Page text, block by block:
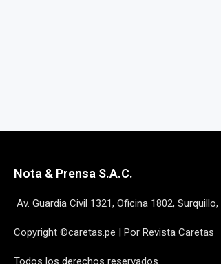
Nota & Prensa S.A.C.
Av. Guardia Civil 1321, Oficina 1802,
Copyright ©caretas.pe | Por Revista Caretas
Todos los derechos reservados